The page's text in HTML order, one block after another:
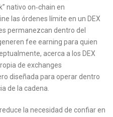
nativo on‑chain en
las órdenes límite en un DEX
permanezcan dentro del
fee earning para quien
acerca a los DEX
de exchanges
diseñada para operar dentro
de la cadena.
la necesidad de confiar en